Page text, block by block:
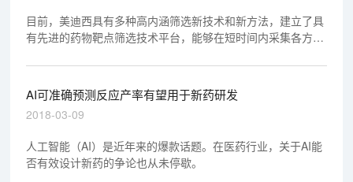
目前，美迪西具有多种高内涵筛选新技术和新方法，建立了具
有先进的药物靶点筛选技术平台，能够在短时间内采集各方面
瓶颈。
AI可准确预测反应产率有望用于新药研发
2018-03-09
人工智能（AI）是近年来的爆款话题。在医药行业，关于AI能
否有效设计新药的争论也从未停歇。